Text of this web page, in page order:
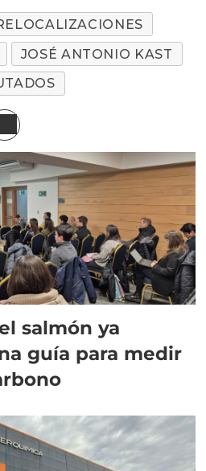
JOSÉ ANTONIO KAST
salmón ya
guía para medir